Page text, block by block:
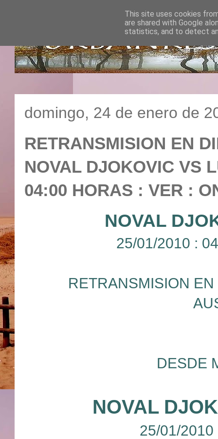
domingo, 24 de enero de
RETRANSMISION EN
NOVAL DJOKOVIC VS
04:00 HORAS : VER :
NOVAL
25/01/2010 :
RETRANSMISION
DESDE
NOVAL
25/01/2010
This site uses cookies
are shared with Google
statistics, and to detect